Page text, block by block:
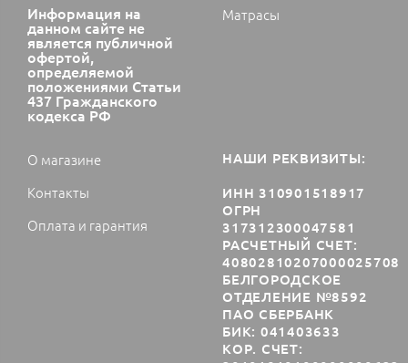
Информация на
данном сайте не
является публичной
офертой,
определяемой
положениями Статьи
437 Гражданского
кодекса РФ
Матрасы
О магазине
Контакты
Оплата и гарантия
НАШИ РЕКВИЗИТЫ:
ИНН 310901518917
ОГРН
317312300047581
РАСЧЕТНЫЙ СЧЕТ:
40802810207000025708
БЕЛГОРОДСКОЕ
ОТДЕЛЕНИЕ №8592
ПАО СБЕРБАНК
БИК: 041403633
КОР. СЧЕТ: